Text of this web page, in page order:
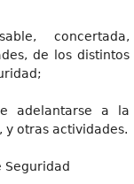
concertada,
de los distintos
adelantarse a la
otras actividades.
Seguridad